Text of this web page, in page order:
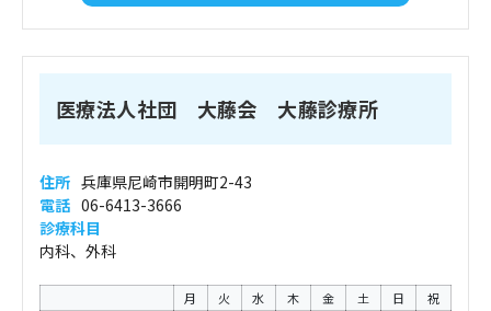
医療法人社団 大藤会 大藤診療所
住所 兵庫県尼崎市開明町2-43
電話 06-6413-3666
診療科目
内科、外科
月 火 水 木 金 土 日 祝